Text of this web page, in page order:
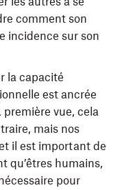
comment son
incidence sur son
la capacité
est ancrée
vue, cela
mais nos
il est important de
qu’êtres humains,
pour